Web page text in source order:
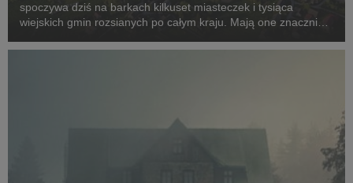
spoczywa dziś na barkach kilkuset miasteczek i tysiąca
wiejskich gmin rozsianych po całym kraju. Mają one znacznie
Samorządowcy znajdują jednak własne sposoby,...